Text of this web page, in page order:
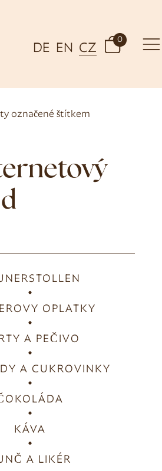
DE EN CZ
0
označené štítkem
OPLATKY
A PEČIVO
A CUKROVINKY
KÁVA
A LIKÉR